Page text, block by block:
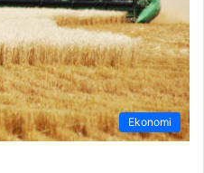
Ekonomi